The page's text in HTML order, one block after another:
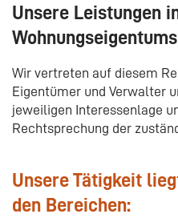
Rechtsanwalt m/w/d für sofort
Unsere Leistungen
Wir vertreten auf diesem
Eigentümer und Verwalter
jeweiligen Interessenlage
Rechtsprechung der
Unsere Tätigkeit
den Bereichen: